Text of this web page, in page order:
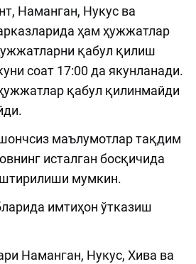
Наманган, Нукус ва
ҳам ҳужжатлар
қабул қилиш
соат 17:00 да якунланади.
қабул қилинмайди
маълумотлар тақдим
исталган босқичида
мумкин.
имтиҳон ўтказиш
Наманган, Нукус, Хива ва